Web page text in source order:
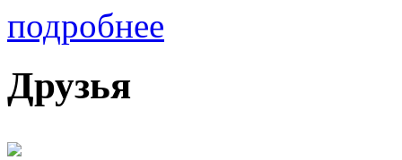
подробнее
Друзья